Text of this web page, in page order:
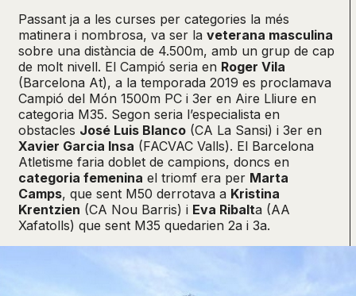
Passant ja a les curses per categories la més
matinera i nombrosa, va ser la veterana masculina
sobre una distància de 4.500m, amb un grup de cap
de molt nivell. El Campió seria en Roger Vila
(Barcelona At), a la temporada 2019 es proclamava
Campió del Món 1500m PC i 3er en Aire Lliure en
categoria M35. Segon seria l’especialista en
obstacles José Luis Blanco (CA La Sansi) i 3er en
Xavier Garcia Insa (FACVAC Valls). El Barcelona
Atletisme faria doblet de campions, doncs en
categoria femenina el triomf era per Marta
Camps, que sent M50 derrotava a Kristina
Krentzien (CA Nou Barris) i Eva Ribalta (AA
Xafatolls) que sent M35 quedarien 2a i 3a.